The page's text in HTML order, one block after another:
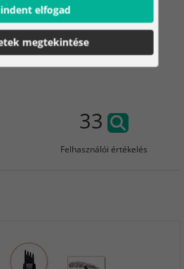
1348
Ügyfeleink megvették
33
Felhasználói értékelés
elfogad
megtekintése